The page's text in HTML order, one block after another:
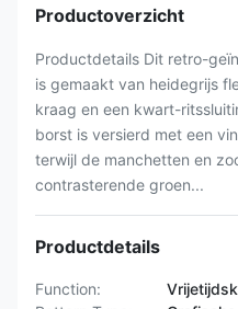
Productoverzicht
Productdetails Dit retro-
is gemaakt van heidegrijs
kraag en een kwart-
borst is versierd met een
terwijl de manchetten en
contrasterende groen...
Productdetails
Function: